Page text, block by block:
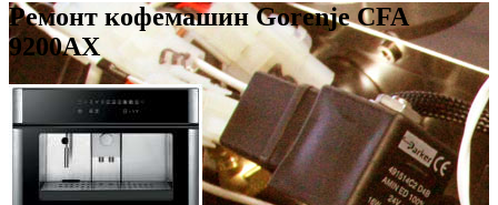
Ремонт кофемашин Gorenje CFA
9200AX